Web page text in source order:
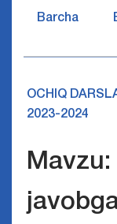
Barcha
OCHIQ
2023-2024